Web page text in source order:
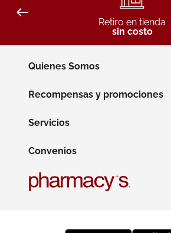
Retiro en tienda
sin costo
Quienes Somos
Recompensas y promociones
Servicios
Convenios